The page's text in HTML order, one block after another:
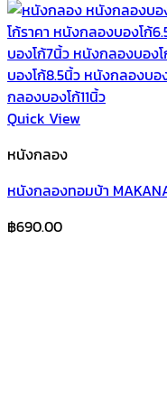
Quick View
หนังกลอง
หนังกลองทอมบ้า
฿690.00